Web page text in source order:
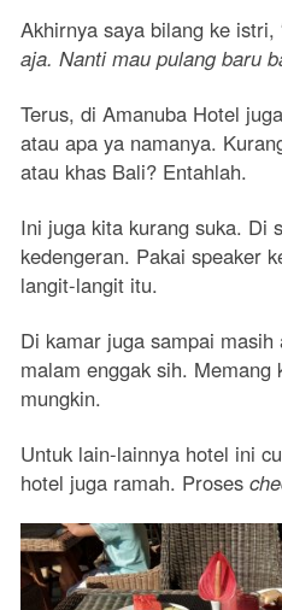
Akhirnya saya bilang ke istri,
aja. Nanti mau pulang baru
Terus, di Amanuba Hotel
atau apa ya namanya.
atau khas Bali? Entahlah.
Ini juga kita kurang suka. Di
kedengeran. Pakai speaker
langit-langit itu.
Di kamar juga sampai
malam enggak sih. Memang
mungkin.
Untuk lain-lainnya hotel ini
hotel juga ramah. Proses